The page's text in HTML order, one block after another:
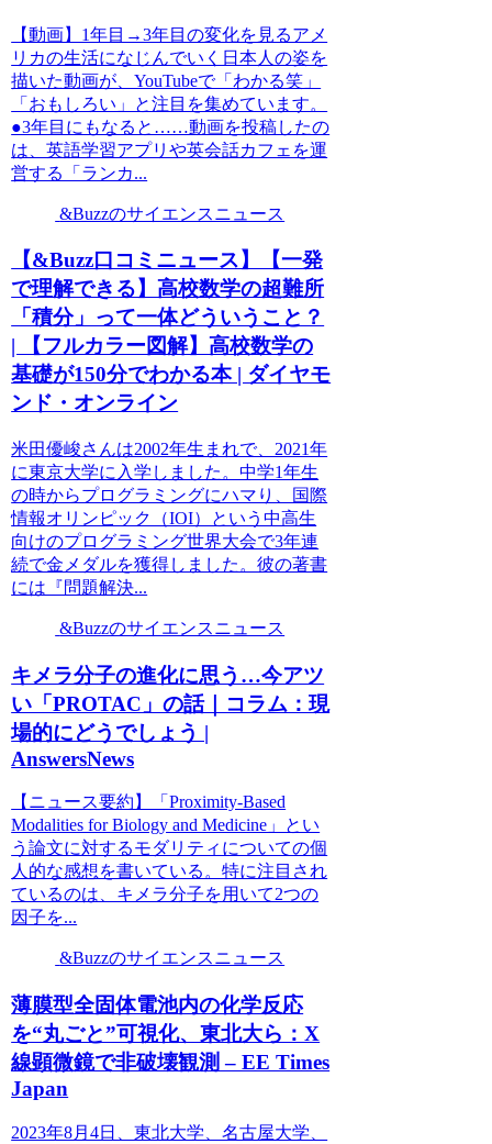
【動画】1年目→3年目の変化を見るアメ
リカの生活になじんでいく日本人の姿を
描いた動画が、YouTubeで「わかる笑」
「おもしろい」と注目を集めています。
●3年目にもなると……動画を投稿したの
は、英語学習アプリや英会話カフェを運
営する「ランカ...
&Buzzのサイエンスニュース
【&Buzz口コミニュース】【一発
で理解できる】高校数学の超難所
「積分」って一体どういうこと？
| 【フルカラー図解】高校数学の
基礎が150分でわかる本 | ダイヤモ
ンド・オンライン
米田優峻さんは2002年生まれで、2021年
に東京大学に入学しました。中学1年生
の時からプログラミングにハマり、国際
情報オリンピック（IOI）という中高生
向けのプログラミング世界大会で3年連
続で金メダルを獲得しました。彼の著書
には『問題解決...
&Buzzのサイエンスニュース
キメラ分子の進化に思う…今アツ
い「PROTAC」の話｜コラム：現
場的にどうでしょう |
AnswersNews
【ニュース要約】「Proximity-Based
Modalities for Biology and Medicine」とい
う論文に対するモダリティについての個
人的な感想を書いている。特に注目され
ているのは、キメラ分子を用いて2つの
因子を...
&Buzzのサイエンスニュース
薄膜型全固体電池内の化学反応
を“丸ごと”可視化、東北大ら：X
線顕微鏡で非破壊観測 – EE Times
Japan
2023年8月4日、東北大学、名古屋大学、